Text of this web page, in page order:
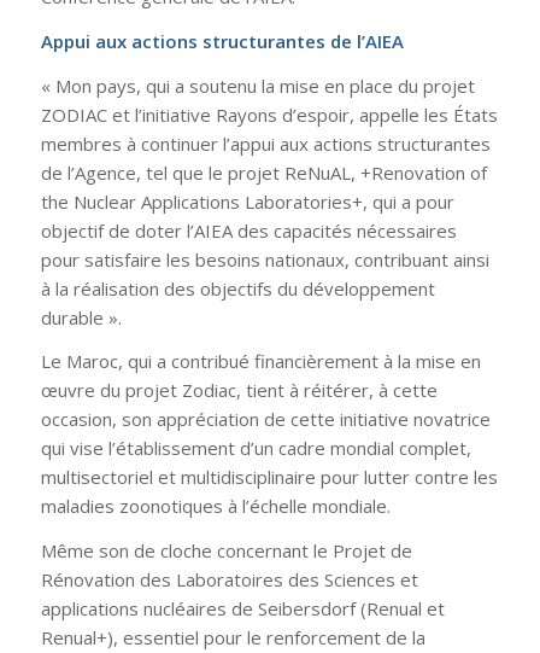
Appui aux actions structurantes de l’AIEA
« Mon pays, qui a soutenu la mise en place du projet
ZODIAC et l’initiative Rayons d’espoir, appelle les États
membres à continuer l’appui aux actions structurantes
de l’Agence, tel que le projet ReNuAL, +Renovation of
the Nuclear Applications Laboratories+, qui a pour
objectif de doter l’AIEA des capacités nécessaires
pour satisfaire les besoins nationaux, contribuant ainsi
à la réalisation des objectifs du développement
durable ».
Le Maroc, qui a contribué financièrement à la mise en
œuvre du projet Zodiac, tient à réitérer, à cette
occasion, son appréciation de cette initiative novatrice
qui vise l’établissement d’un cadre mondial complet,
multisectoriel et multidisciplinaire pour lutter contre les
maladies zoonotiques à l’échelle mondiale.
Même son de cloche concernant le Projet de
Rénovation des Laboratoires des Sciences et
applications nucléaires de Seibersdorf (Renual et
Renual+), essentiel pour le renforcement de la